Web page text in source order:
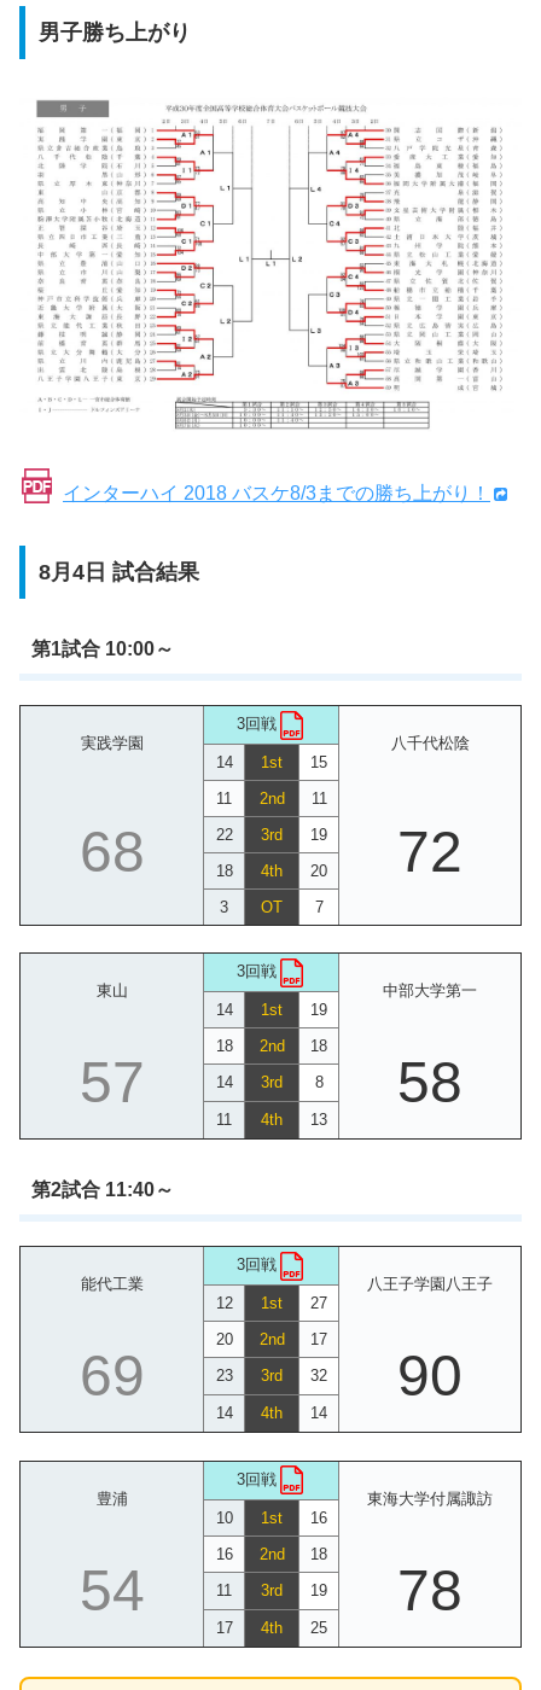
男子勝ち上がり
インターハイ 2018 バスケ8/3までの勝ち上がり！
8月4日 試合結果
第1試合 10:00～
実践学園
3回戦
八千代松陰
14
1st 15
68
11 2nd 11
72
22 3rd
19
18
4th
20
3
OT 7
東山
3回戦
中部大学第一
14
1st 19
57
18 2nd 18
58
14 3rd 8
11 4th 13
第2試合 11:40～
能代工業
3回戦
八王子学園八王子
12
1st 27
69
20 2nd 17
90
23 3rd 32
14 4th 14
豊浦
3回戦
東海大学付属諏訪
10
1st 16
54
16 2nd 18
78
11 3rd 19
17 4th 25